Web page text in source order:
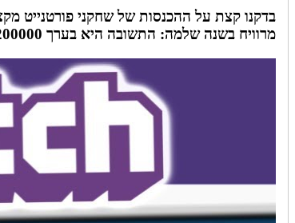
מרוויח בשנה שלמה: התשובה היא בערך 200000 שקלים בשנה, פחות מ50 אלף דולר.